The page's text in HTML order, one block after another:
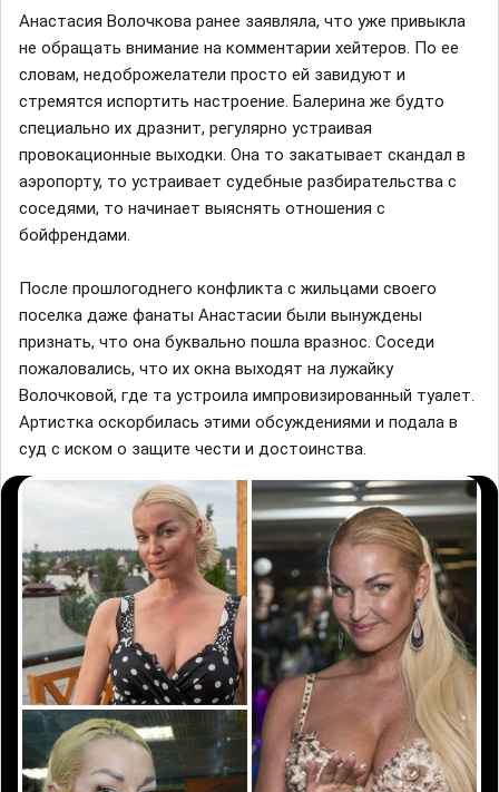
Анастасия Волочкова ранее заявляла, что уже привыкла
не обращать внимание на комментарии хейтеров. По ее
словам, недоброжелатели просто ей завидуют и
стремятся испортить настроение. Балерина же будто
специально их дразнит, регулярно устраивая
провокационные выходки. Она то закатывает скандал в
аэропорту, то устраивает судебные разбирательства с
соседями, то начинает выяснять отношения с
бойфрендами.
После прошлогоднего конфликта с жильцами своего
поселка даже фанаты Анастасии были вынуждены
признать, что она буквально пошла вразнос. Соседи
пожаловались, что их окна выходят на лужайку
Волочковой, где та устроила импровизированный туалет.
Артистка оскорбилась этими обсуждениями и подала в
суд с иском о защите чести и достоинства.